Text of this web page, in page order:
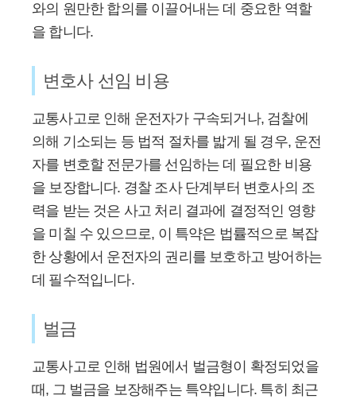
와의 원만한 합의를 이끌어내는 데 중요한 역할
을 합니다.
변호사 선임 비용
교통사고로 인해 운전자가 구속되거나, 검찰에
의해 기소되는 등 법적 절차를 밟게 될 경우, 운전
자를 변호할 전문가를 선임하는 데 필요한 비용
을 보장합니다. 경찰 조사 단계부터 변호사의 조
력을 받는 것은 사고 처리 결과에 결정적인 영향
을 미칠 수 있으므로, 이 특약은 법률적으로 복잡
한 상황에서 운전자의 권리를 보호하고 방어하는
데 필수적입니다.
벌금
교통사고로 인해 법원에서 벌금형이 확정되었을
때, 그 벌금을 보장해주는 특약입니다. 특히 최근